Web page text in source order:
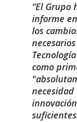
El Grupo
informe
los
como